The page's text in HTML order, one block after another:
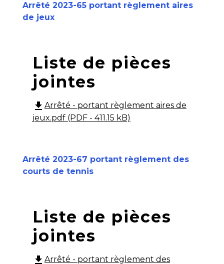
Arrêté 2023-65 portant règlement aires
de jeux
Liste de pièces
jointes
file_download Arrêté - portant règlement aires de
jeux.pdf (PDF - 411.15 kB)
Arrêté 2023-67 portant règlement des
courts de tennis
Liste de pièces
jointes
file_download Arrêté - portant règlement des